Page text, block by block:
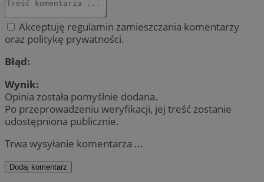
Akceptuję regulamin zamieszczania komentarzy
oraz politykę prywatności.
Błąd:
Wynik:
Opinia została pomyślnie dodana.
Po przeprowadzeniu weryfikacji, jej treść zostanie
udostępniona publicznie.
Trwa wysyłanie komentarza ...
Dodaj komentarz